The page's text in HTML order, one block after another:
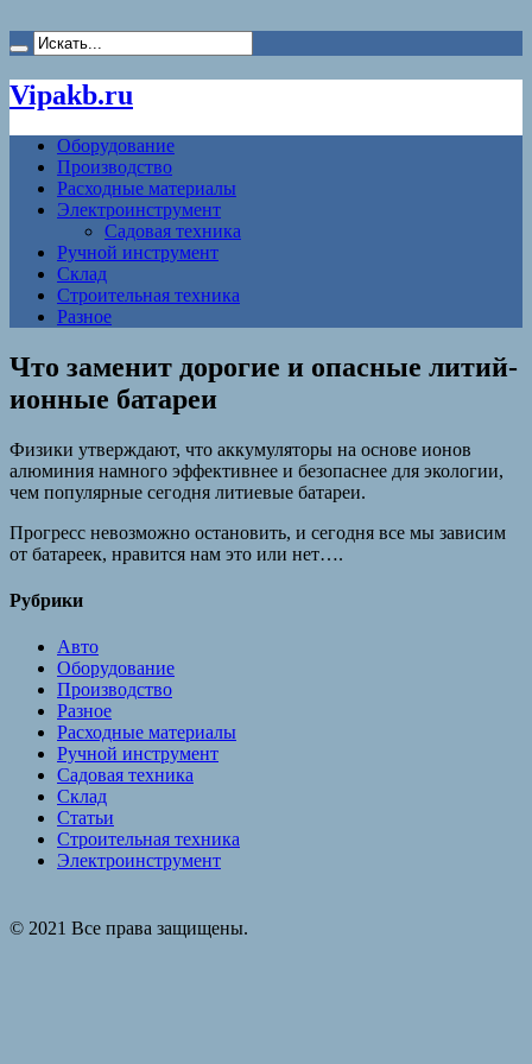
Vipakb.ru
Оборудование
Производство
Расходные материалы
Электроинструмент
Садовая техника
Ручной инструмент
Склад
Строительная техника
Разное
Что заменит дорогие и опасные литий-
ионные батареи
Физики утверждают, что аккумуляторы на основе ионов
алюминия намного эффективнее и безопаснее для экологии,
чем популярные сегодня литиевые батареи.
Прогресс невозможно остановить, и сегодня все мы зависим
от батареек, нравится нам это или нет….
Рубрики
Авто
Оборудование
Производство
Разное
Расходные материалы
Ручной инструмент
Садовая техника
Склад
Статьи
Строительная техника
Электроинструмент
© 2021 Все права защищены.